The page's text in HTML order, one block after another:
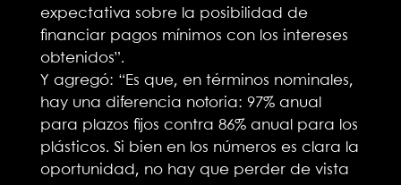
expectativa sobre la posibilidad de
financiar pagos mínimos con los intereses
obtenidos”.
Y agregó: “Es que, en términos nominales,
hay una diferencia notoria: 97% anual
para plazos fijos contra 86% anual para los
plásticos. Si bien en los números es clara la
oportunidad, no hay que perder de vista